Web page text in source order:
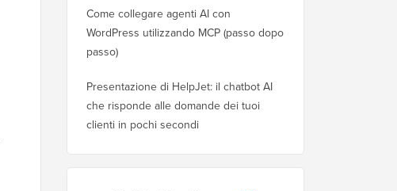
Come collegare agenti AI con
WordPress utilizzando MCP (passo dopo
passo)
Presentazione di HelpJet: il chatbot AI
che risponde alle domande dei tuoi
clienti in pochi secondi